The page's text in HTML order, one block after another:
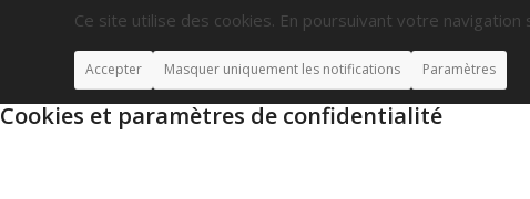
Ce site utilise des cookies. En poursuivant votre
Accepter Masquer uniquement les notifications Paramètres
Cookies et paramètres de confidentialité